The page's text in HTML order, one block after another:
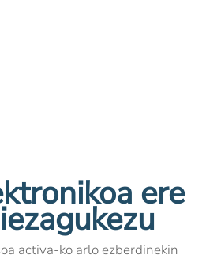
ere
activa-ko arlo ezberdinekin